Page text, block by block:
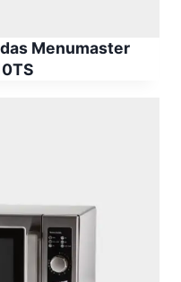
Menumaster